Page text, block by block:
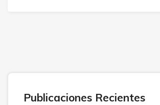
Publicaciones Recientes